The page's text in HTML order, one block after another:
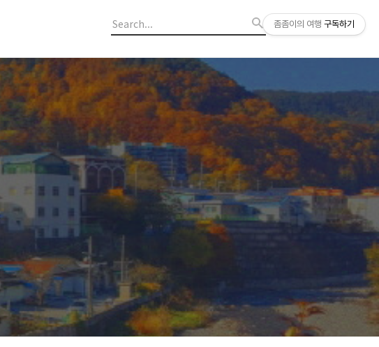
좀좀이의 여행 구독하기